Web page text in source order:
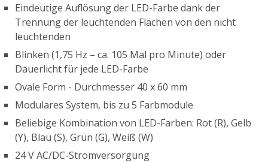
Eindeutige Auflösung der LED-Farbe dank der
Trennung der leuchtenden Flächen von den nicht
leuchtenden
Blinken (1,75 Hz – ca. 105 Mal pro Minute) oder
Dauerlicht für jede LED-Farbe
Ovale Form - Durchmesser 40 x 60 mm
Modulares System, bis zu 5 Farbmodule
Beliebige Kombination von LED-Farben: Rot (R), Gelb
(Y), Blau (S), Grün (G), Weiß (W)
24 V AC/DC-Stromversorgung